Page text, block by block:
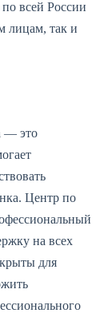
всей России
лицам, так и
— это
Центр по
на всех
для